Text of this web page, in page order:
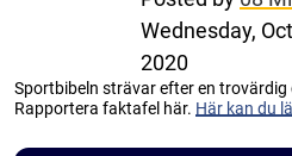
Wednesday,
2020
Sportbibeln strävar efter en
Rapportera faktafel här. Här kan du